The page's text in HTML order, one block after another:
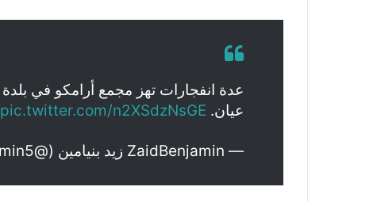
عدة انفجارات تهز مجمع أرامكو في بلدة
عيان. pic.twitter.com/n2XSdzNsGE
— ZaidBenjamin زيد بنيامين (@ZaidBenjamin5)